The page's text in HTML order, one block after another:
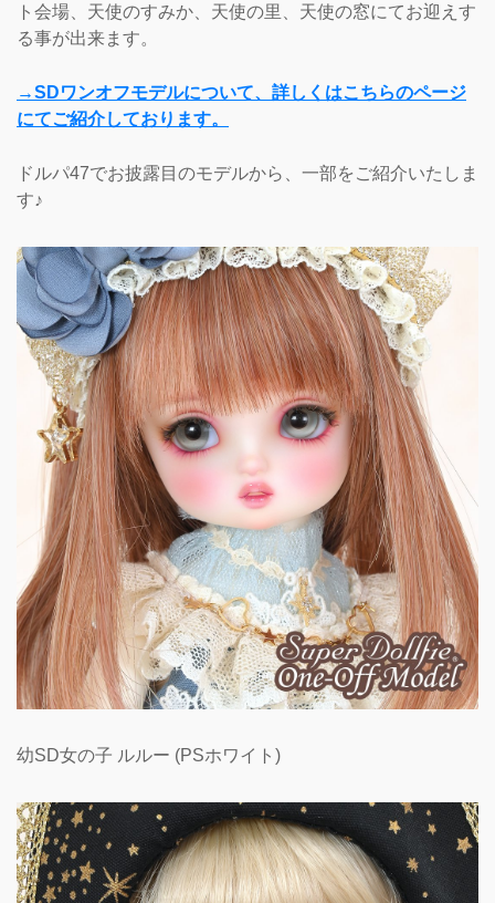
ト会場、天使のすみか、天使の里、天使の窓にてお迎えす
る事が出来ます。
→SDワンオフモデルについて、詳しくはこちらのページ
にてご紹介しております。
ドルパ47でお披露目のモデルから、一部をご紹介いたしま
す♪
幼SD女の子 ルルー (PSホワイト)